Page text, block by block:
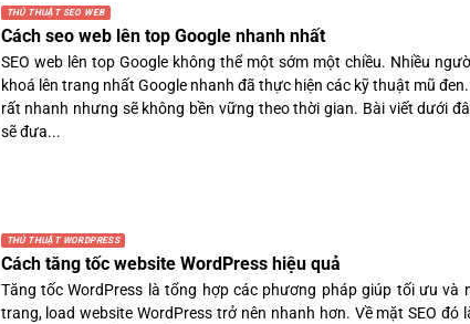
THỦ THUẬT SEO WEB
Cách seo web lên top Google nhanh nhất
SEO web lên top Google không thể một sớm một chiều. Nhiều
khoá lên trang nhất Google nhanh đã thực hiện các kỹ thuật mũ
rất nhanh nhưng sẽ không bền vững theo thời gian. Bài viết dưới
sẽ đưa...
THỦ THUẬT WORDPRESS
Cách tăng tốc website WordPress hiệu quả
Tăng tốc WordPress là tổng hợp các phương pháp giúp tối ưu và
trang, load website WordPress trở nên nhanh hơn. Về mặt SEO đó